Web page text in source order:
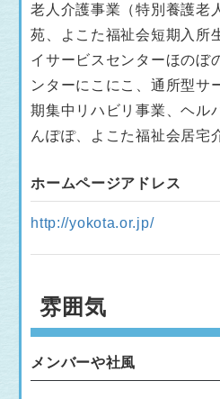
老人介護事業（特別養護老
苑、よこた福祉会短期入所
イサービスセンターほのぼ
ンターにこにこ、通所型サ
期集中リハビリ事業、ヘル
んぽぽ、よこた福祉会居宅
ホームページアドレス
http://yokota.or.jp/
雰囲気
メンバーや社風